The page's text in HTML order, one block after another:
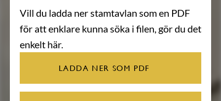
Vill du ladda ner stamtavlan som en PDF
för att enklare kunna söka i filen, gör du det
enkelt här.
LADDA NER SOM PDF